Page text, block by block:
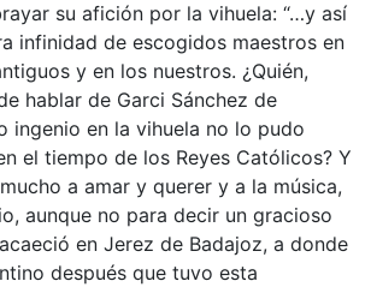
su afición por la vihuela: “…y así
infinidad de escogidos maestros en
y en los nuestros. ¿Quién,
hablar de Garci Sánchez de
ingenio en la vihuela no lo pudo
el tiempo de los Reyes Católicos? Y
a amar y querer y a la música,
aunque no para decir un gracioso
en Jerez de Badajoz, a donde
después que tuvo esta